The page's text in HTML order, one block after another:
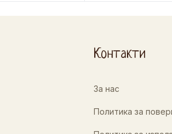
Контакти
За нас
Политика за